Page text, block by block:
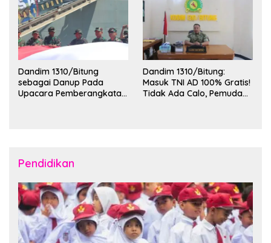
Kota Bitung
Dandim 1310/Bitung
sebagai Danup Pada
Upacara Pemberangkatan
Dandim 1310/Bitung:
Masuk TNI AD 100% Gratis!
Tidak Ada Calo, Pemuda
Pendidikan